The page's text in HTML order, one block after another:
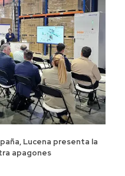
Lucena presenta la
apagones